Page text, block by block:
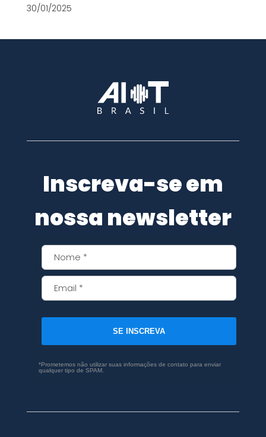
30/01/2025
Inscreva-se em
nossa newsletter
SE INSCREVA
*Prometemos não utilizar suas informações de contato para enviar
qualquer tipo de SPAM.